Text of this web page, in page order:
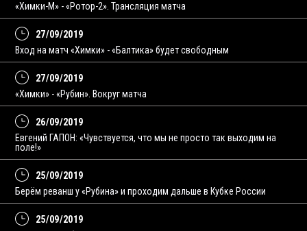
«Химки-М» - «Ротор-2». Трансляция матча
27/09/2019
Вход на матч «Химки» - «Балтика» будет свободным
27/09/2019
«Химки» - «Рубин». Вокруг матча
26/09/2019
Евгений ГАПОН: «Чувствуется, что мы не просто так выходим на
поле!»
25/09/2019
Берём реванш у «Рубина» и проходим дальше в Кубке России
25/09/2019